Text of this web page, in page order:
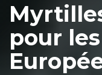
pour